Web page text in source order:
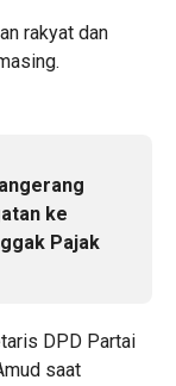
rakyat dan
ke
Pajak
DPD Partai
saat